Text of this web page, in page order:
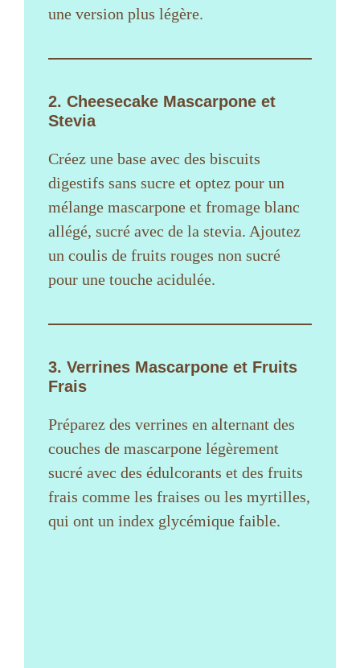
une version plus légère.
2. Cheesecake Mascarpone et
Stevia
Créez une base avec des biscuits
digestifs sans sucre et optez pour un
mélange mascarpone et fromage blanc
allégé, sucré avec de la stevia. Ajoutez
un coulis de fruits rouges non sucré
pour une touche acidulée.
3. Verrines Mascarpone et Fruits
Frais
Préparez des verrines en alternant des
couches de mascarpone légèrement
sucré avec des édulcorants et des fruits
frais comme les fraises ou les myrtilles,
qui ont un index glycémique faible.